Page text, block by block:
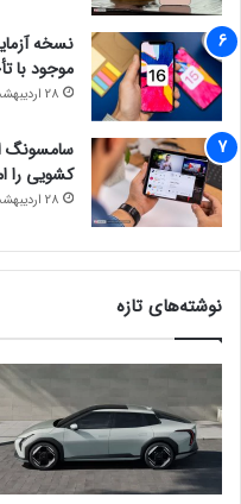
موجود با
28 اردیبهشت 1401
سامسونگ
کشویی را
28 اردیبهشت 1401
نوشته‌های تازه